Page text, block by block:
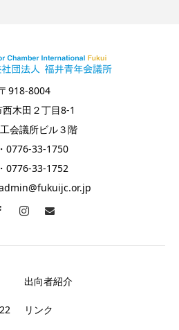
〒918-8004
木田２丁目8-1
会議所ビル３階
0776-33-1750
0776-33-1752
出向者紹介
リンク